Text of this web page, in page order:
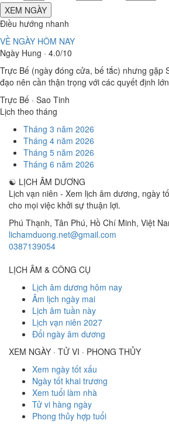
XEM NGÀY
Điều hướng nhanh
VỀ NGÀY HÔM NAY
Ngày Hung · 4.0/10
Trực Bế (ngày đóng cửa, bế tắc) nhưng gặp
đạo nên cần thận trọng với các quyết định
Trực Bế · Sao Tinh
Lịch theo tháng
Tháng 3 năm 2026
Tháng 4 năm 2026
Tháng 5 năm 2026
Tháng 6 năm 2026
☯ LỊCH ÂM DƯƠNG
Lịch vạn niên - Xem lịch âm dương, ngày
cho mọi việc khởi sự thuận lợi.
Phú Thạnh, Tân Phú, Hồ Chí Minh, Việt
lichamduong.net@gmail.com
0387139054
LỊCH ÂM & CÔNG CỤ
Lịch âm dương hôm nay
Âm lịch ngày mai
Lịch âm tuần này
Lịch vạn niên 2027
Đổi ngày âm dương
XEM NGÀY · TỬ VI · PHONG THỦY
Xem ngày tốt xấu
Ngày tốt khai trương
Xem tuổi làm nhà
Tử vi hàng ngày
Phong thủy hợp tuổi